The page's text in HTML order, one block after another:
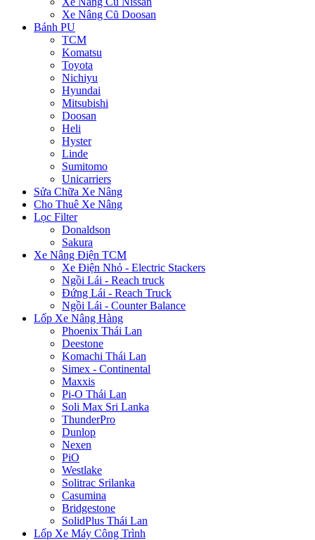
Xe Nâng Cũ Doosan
Bánh PU
TCM
Komatsu
Toyota
Nichiyu
Hyundai
Mitsubishi
Doosan
Heli
Hyster
Linde
Sumitomo
Unicarriers
Sửa Chữa Xe Nâng
Cho Thuê Xe Nâng
Lọc Filter
Donaldson
Sakura
Xe Nâng Điện TCM
Xe Điện Nhỏ - Electric Stackers
Ngồi Lái - Reach truck
Đứng Lái - Reach Truck
Ngồi Lái - Counter Balance
Lốp Xe Nâng Hàng
Phoenix Thái Lan
Deestone
Komachi Thái Lan
Simex - Continental
Maxxis
Pi-O Thái Lan
Soli Max Sri Lanka
ThunderPro
Dunlop
Nexen
PiO
Westlake
Solitrac Srilanka
Casumina
Bridgestone
SolidPlus Thái Lan
Lốp Xe Máy Công Trình